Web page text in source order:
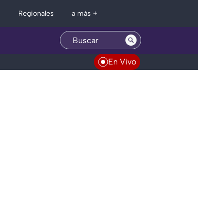
Regionales a más +
En Vivo